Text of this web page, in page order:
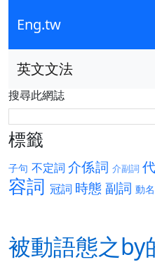
Eng.tw
英文文法
搜尋此網誌
標籤
子句 不定詞 介係詞 介副詞
容詞 冠詞 時態 副詞 動
被動語態之by